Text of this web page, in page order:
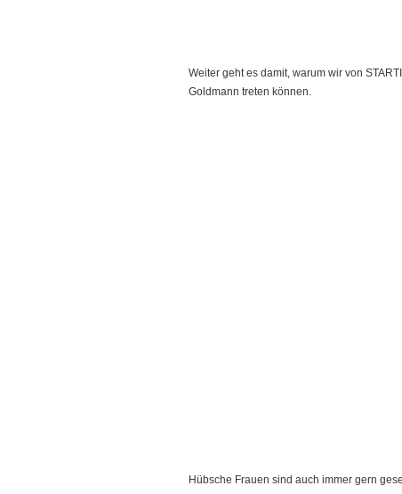
Weiter geht es damit, warum wir von
Goldmann treten können.
Hübsche Frauen sind auch immer gern